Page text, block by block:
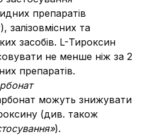
препаратів
залізовмісних та
засобів. L-Тироксин
не менше ніж за 2
препаратів.
можуть знижувати
(див. також
).